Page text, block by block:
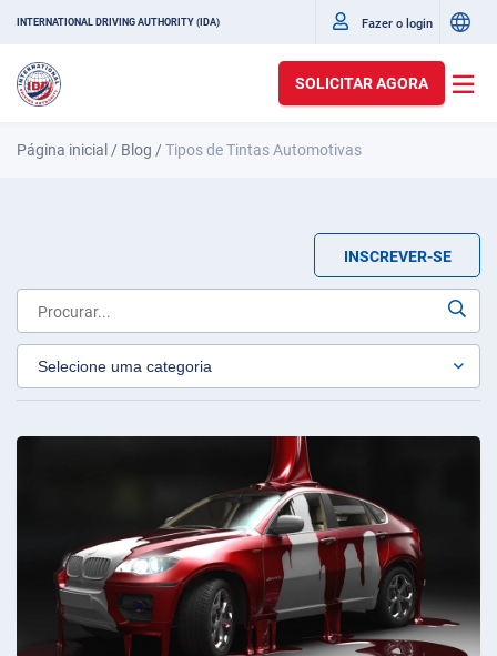
INTERNATIONAL DRIVING AUTHORITY (IDA) Fazer o login
SOLICITAR AGORA
Página inicial / Blog /Tipos de Tintas Automotivas
INSCREVER-SE